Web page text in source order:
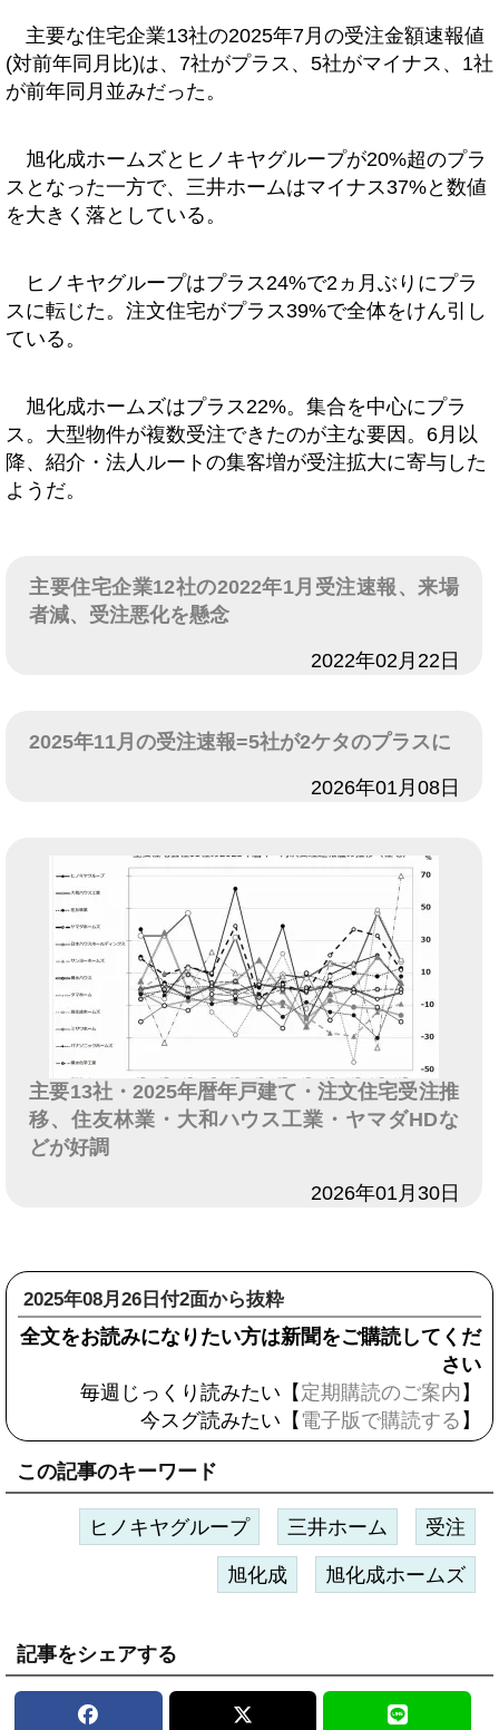
主要な住宅企業13社の2025年7月の受注金額速報値
(対前年同月比)は、7社がプラス、5社がマイナス、1社
が前年同月並みだった。
旭化成ホームズとヒノキヤグループが20%超のプラ
スとなった一方で、三井ホームはマイナス37%と数値
を大きく落としている。
ヒノキヤグループはプラス24%で2ヵ月ぶりにプラ
スに転じた。注文住宅がプラス39%で全体をけん引し
ている。
旭化成ホームズはプラス22%。集合を中心にプラ
ス。大型物件が複数受注できたのが主な要因。6月以
降、紹介・法人ルートの集客増が受注拡大に寄与した
ようだ。
主要住宅企業12社の2022年1月受注速報、来場
者減、受注悪化を懸念
2022年02月22日
2025年11月の受注速報=5社が2ケタのプラスに
2026年01月08日
主要13社・2025年暦年戸建て・注文住宅受注推
移、住友林業・大和ハウス工業・ヤマダHDな
どが好調
2026年01月30日
2025年08月26日付2面から抜粋
全文をお読みになりたい方は新聞をご購読してくだ
さい
毎週じっくり読みたい【 定期購読のご案内 】
今スグ読みたい【 電子版で購読する 】
この記事のキーワード
ヒノキヤグループ 三井ホーム 受注
旭化成 旭化成ホームズ
記事をシェアする